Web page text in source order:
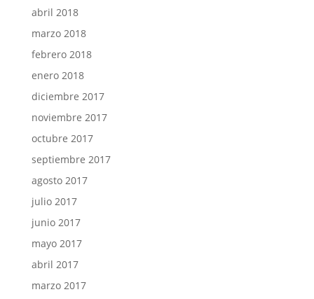
abril 2018
marzo 2018
febrero 2018
enero 2018
diciembre 2017
noviembre 2017
octubre 2017
septiembre 2017
agosto 2017
julio 2017
junio 2017
mayo 2017
abril 2017
marzo 2017